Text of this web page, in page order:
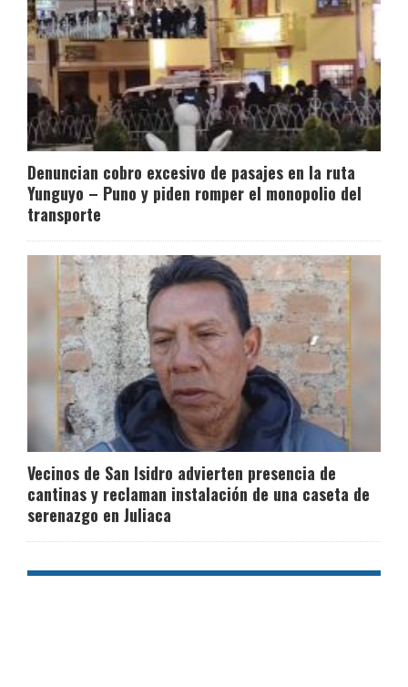
Denuncian cobro excesivo de pasajes en la ruta
Yunguyo – Puno y piden romper el monopolio del
transporte
Vecinos de San Isidro advierten presencia de
cantinas y reclaman instalación de una caseta de
serenazgo en Juliaca